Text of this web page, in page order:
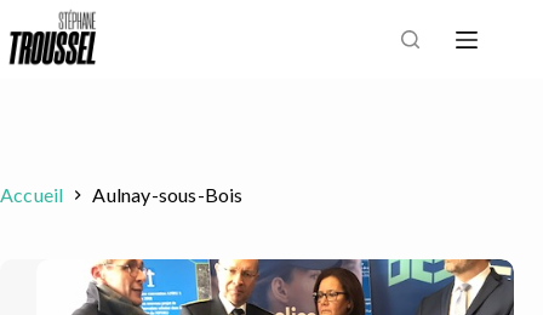
au
Accueil Aulnay-sous-Bois